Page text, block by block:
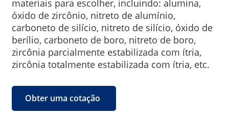
materiais para escolher, incluindo: alumina,
óxido de zircônio, nitreto de alumínio,
carboneto de silício, nitreto de silício, óxido de
berílio, carboneto de boro, nitreto de boro,
zircônia parcialmente estabilizada com ítria,
zircônia totalmente estabilizada com ítria, etc.
Obter uma cotação